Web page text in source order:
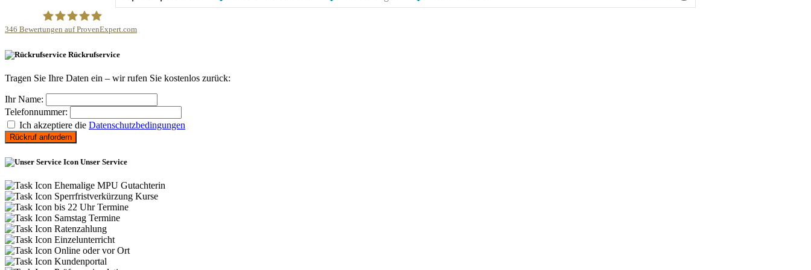
nie Vergessen ... MFG Sascha.K ( Ort
MPU Beratung Verkühlen
346 Bewertungen auf ProvenExpert.com
Rückrufservice
Tragen Sie Ihre Daten ein – wir rufen Sie kostenlos zurück:
Ihr Name:
Telefonnummer:
Ich akzeptiere die Datenschutzbedingungen
Rückruf anfordern
Unser Service
Ehemalige MPU Gutachterin
Sperrfristverkürzung Kurse
bis 22 Uhr Termine
Samstag Termine
Ratenzahlung
Einzelunterricht
Online oder vor Ort
Kundenportal